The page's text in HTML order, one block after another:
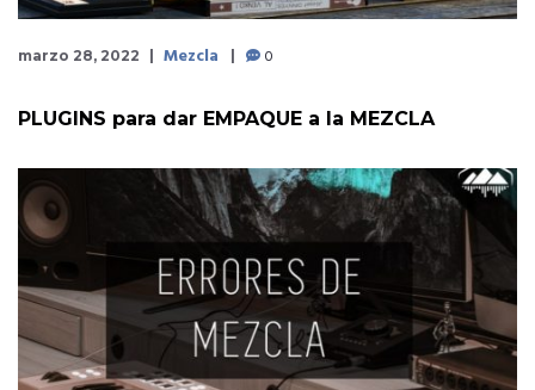
marzo 28, 2022 Mezcla 0
PLUGINS para dar EMPAQUE a la MEZCLA